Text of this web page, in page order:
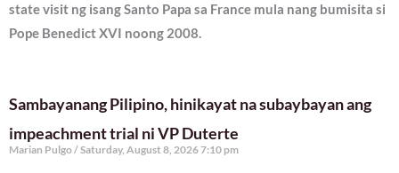
state visit ng isang Santo Papa sa France mula nang bumisita si
Pope Benedict XVI noong 2008.
Sambayanang Pilipino, hinikayat na subaybayan ang
impeachment trial ni VP Duterte
Marian Pulgo Saturday, August 8, 2026 7:10 pm